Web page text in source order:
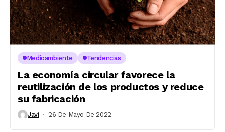
Medioambiente Tendencias
La economía circular favorece la
reutilización de los productos y reduce
su fabricación
Javi 26 De Mayo De 2022